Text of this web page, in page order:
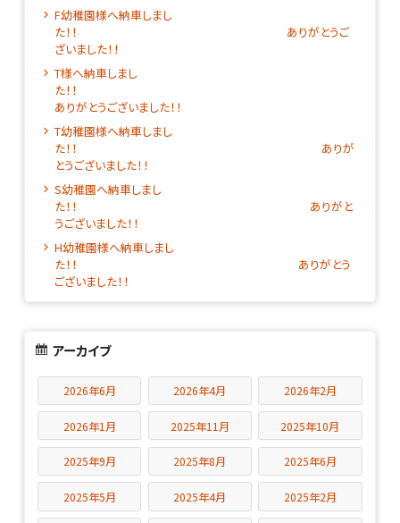
F幼稚園様へ納車しまし
た！！ ありがとうご
ざいました！！
T様へ納車しまし
た！
ありがとうございました！！
T幼稚園様へ納車しまし
た！！ ありが
とうございました！！
S幼稚園へ納車しまし
た！！ ありがと
うございました！！
H幼稚園様へ納車しまし
た！！ ありがとう
ございました！！
アーカイブ
2026年6月 2026年4月 2026年2月
2026年1月 2025年11月 2025年10月
2025年9月 2025年8月 2025年6月
2025年5月 2025年4月 2025年2月